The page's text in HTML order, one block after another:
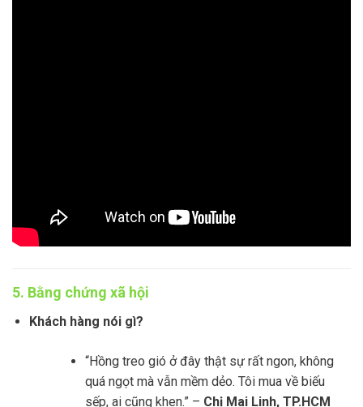
5. Bằng chứng xã hội
Khách hàng nói gì?
“Hồng treo gió ở đây thật sự rất ngon, không
quá ngọt mà vẫn mềm dẻo. Tôi mua về biếu
sếp, ai cũng khen.” – Chị Mai Linh, TP.HCM